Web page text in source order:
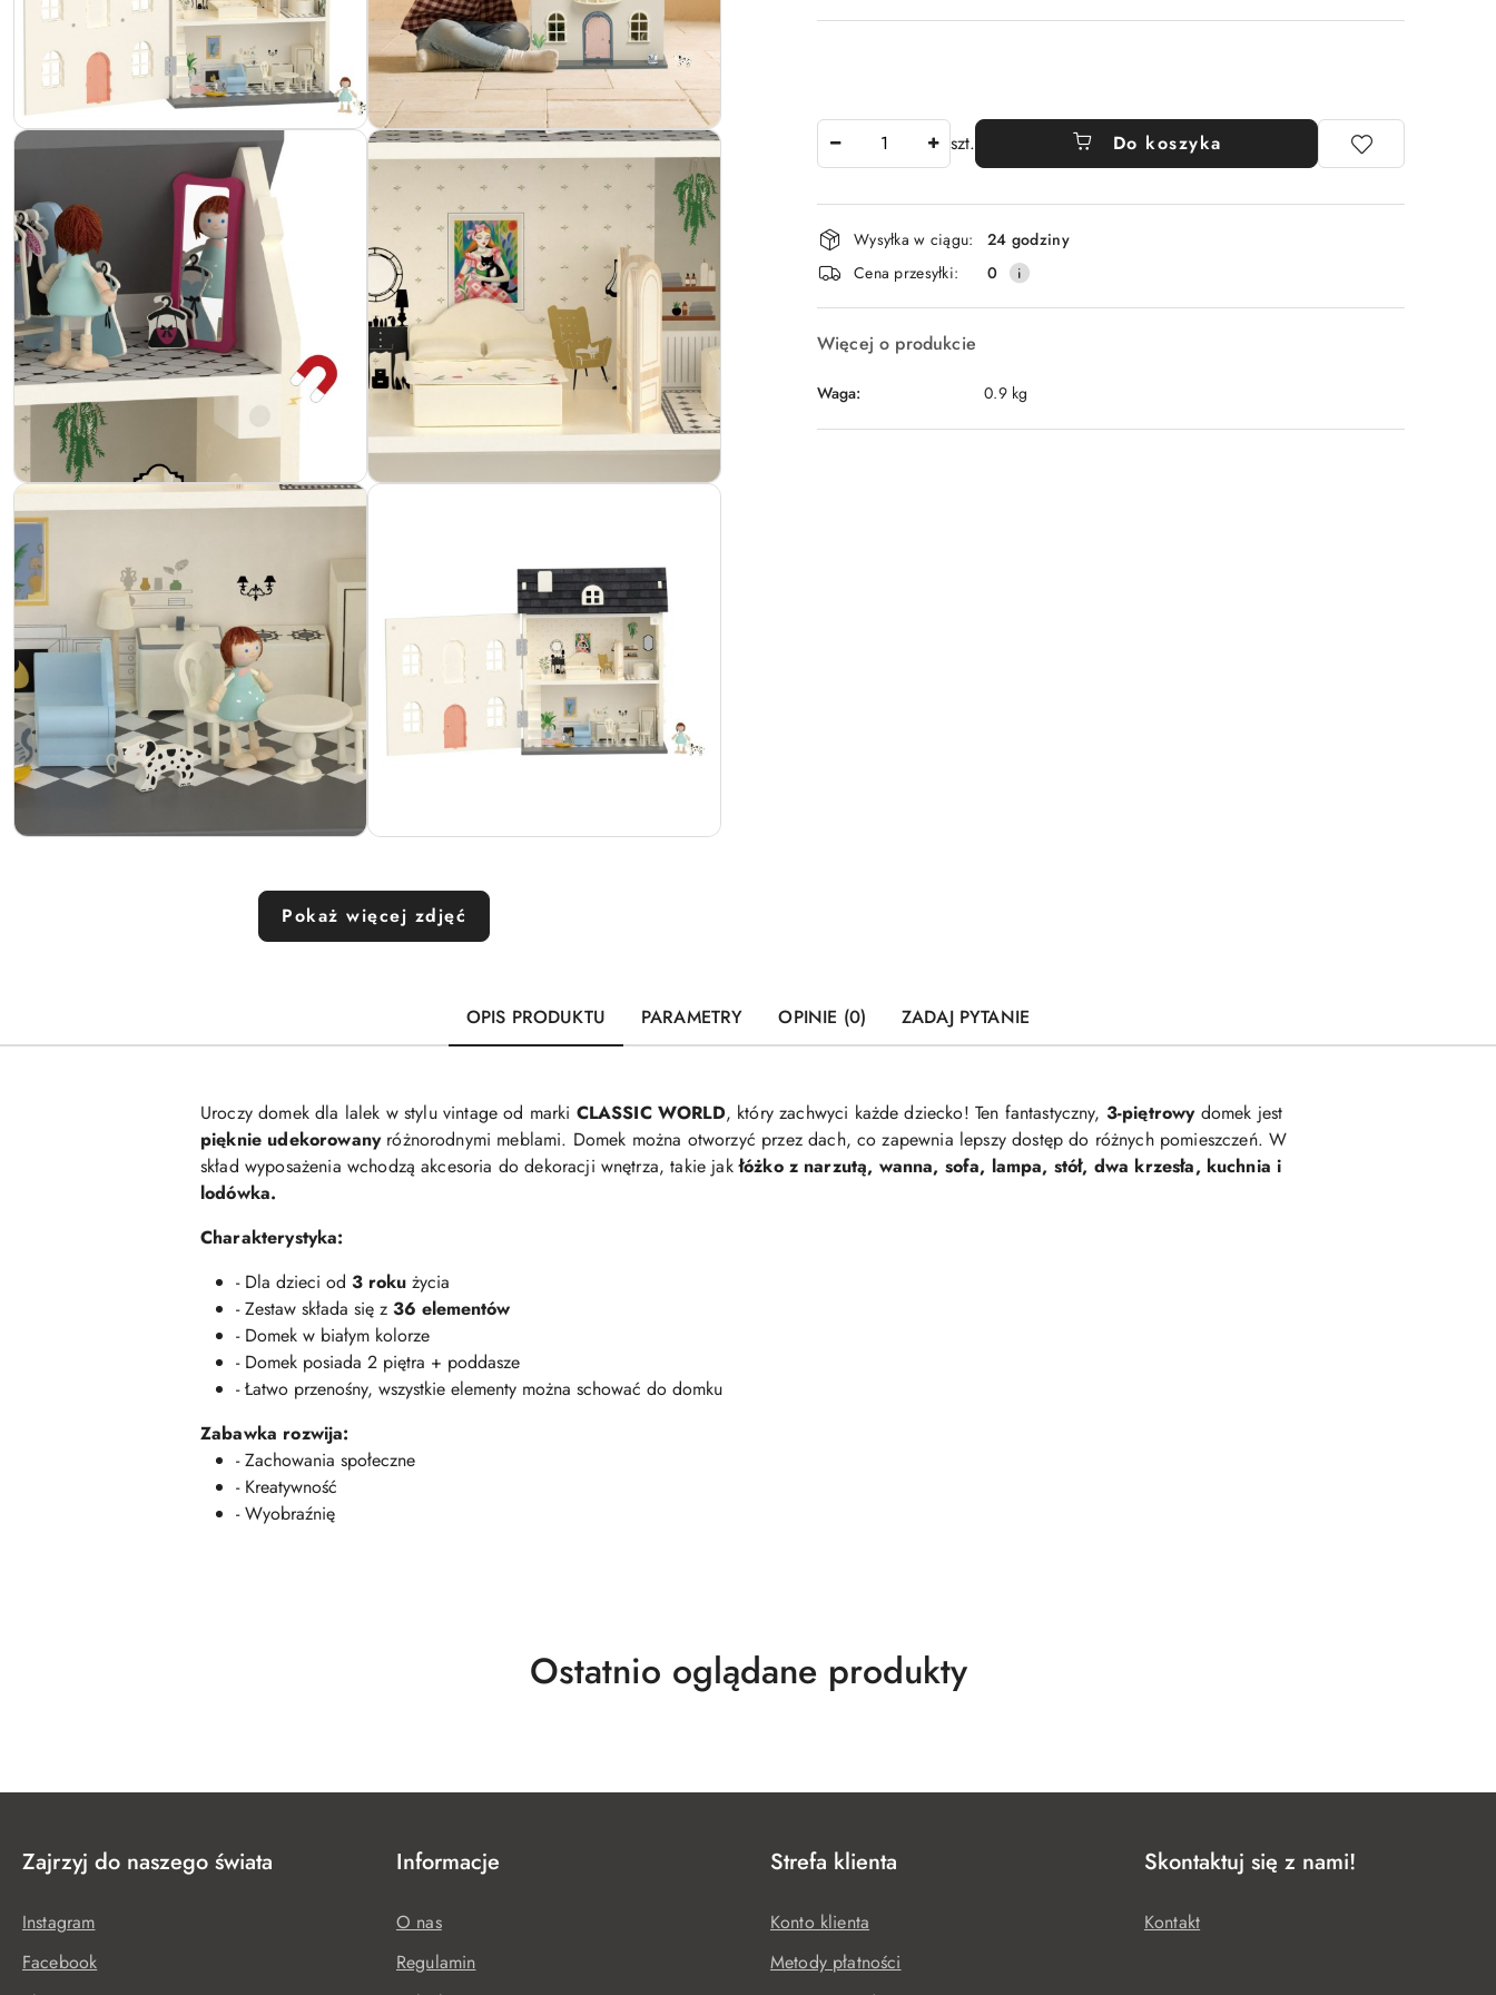
Pokaż więcej zdjęć
szt. Do koszyka
Dostępność
i
dostawa
Wysyłka w ciągu:
24 godziny
Cena przesyłki:
0
Więcej o produkcie
Waga: 0.9 kg
OPIS PRODUKTU PARAMETRY OPINIE (0) ZADAJ PYTANIE
Uroczy domek dla lalek w stylu vintage od marki CLASSIC WORLD, który zachwyci każde dziecko! Ten fantastyczny, 3-piętrowydomek jest
pięknie udekorowanyróżnorodnymi meblami. Domek można otworzyć przez dach, co zapewnia lepszy dostęp do różnych pomieszczeń. W
skład wyposażenia wchodzą akcesoria do dekoracji wnętrza, takie jakłóżko z narzutą, wanna, sofa, lampa, stół, dwa krzesła, kuchnia i
lodówka.
Charakterystyka:
- Dla dzieci od 3 roku życia
- Zestaw składa się z 36 elementów
- Domek w białym kolorze
- Domek posiada 2 piętra + poddasze
- Łatwo przenośny, wszystkie elementy można schować do domku
Zabawka rozwija:
- Zachowania społeczne
- Kreatywność
- Wyobraźnię
Produkty
Ostatnio oglądane produkty
Zajrzyj do naszego świata
Instagram
Facebook
Informacje
O nas
Regulamin
Strefa klienta
Konto klienta
Metody płatności
Skontaktuj się z nami!
Kontakt